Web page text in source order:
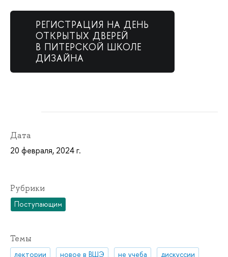
РЕГИСТРАЦИЯ НА ДЕНЬ
ОТКРЫТЫХ ДВЕРЕЙ
В ПИТЕРСКОЙ ШКОЛЕ
ДИЗАЙНА
Дата
20 февраля, 2024 г.
Рубрики
Поступающим
Темы
лектории новое в ВШЭ не учеба
дискуссии